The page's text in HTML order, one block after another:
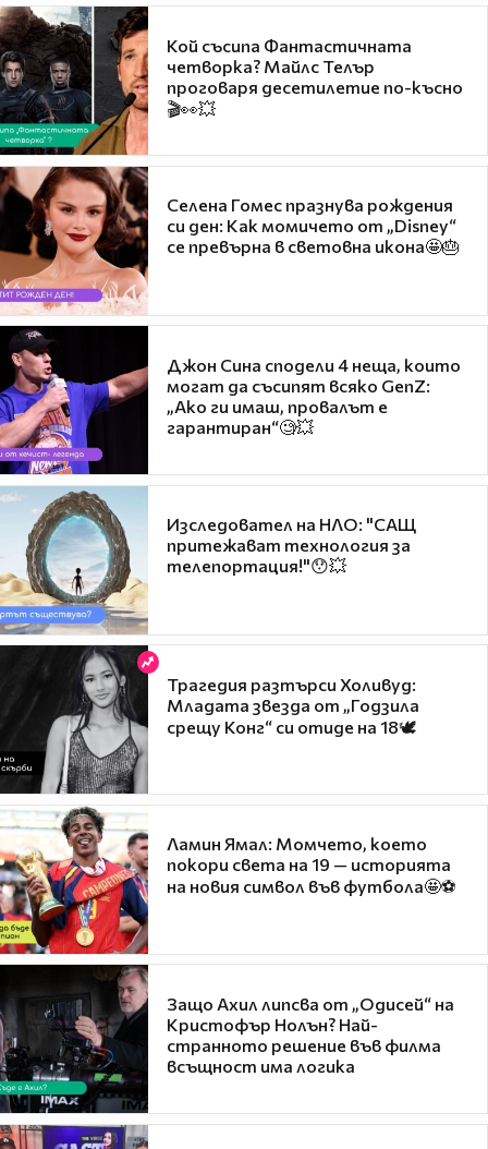
Кой съсипа Фантастичната
четворка? Майлс Телър
проговаря десетилетие по-късно
🎬👀💥
Селена Гомес празнува рождения
си ден: Как момичето от „Disney“
се превърна в световна икона🤩🎂
Джон Сина сподели 4 неща, които
могат да съсипят всяко GenZ:
„Ако ги имаш, провалът е
гарантиран“🧐💥
Изследовател на НЛО: "САЩ
притежават технология за
телепортация!"😯💥
Трагедия разтърси Холивуд:
Младата звезда от „Годзила
срещу Конг“ си отиде на 18🕊️
Ламин Ямал: Момчето, което
покори света на 19 — историята
на новия символ във футбола🤩⚽
Защо Ахил липсва от „Одисей“ на
Кристофър Нолън? Най-
странното решение във филма
всъщност има логика